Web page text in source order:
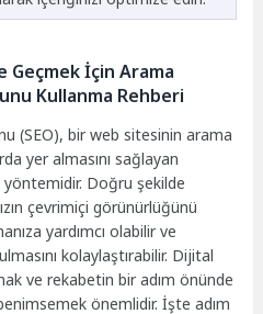
Geçmek İçin Arama
Kullanma Rehberi
(SEO), bir web sitesinin arama
yer almasını sağlayan
Doğru şekilde
çevrimiçi görünürlüğünü
yardımcı olabilir ve
kolaylaştırabilir. Dijital
ve rekabetin bir adım önünde
önemlidir. İşte adım